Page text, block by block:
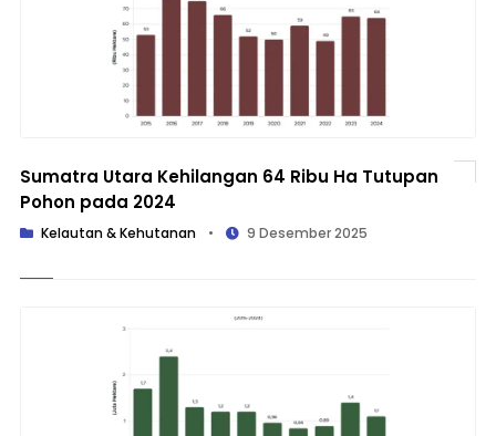
Sumatra Utara Kehilangan 64 Ribu Ha Tutupan
Pohon pada 2024
Kelautan & Kehutanan • 9 Desember 2025